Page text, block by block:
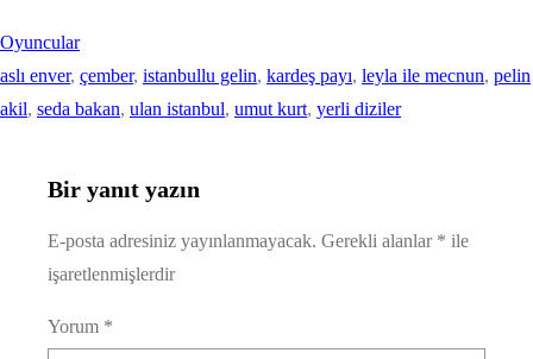
Oyuncular
aslı enver, çember, istanbullu gelin, kardeş payı, leyla ile mecnun, pelin
akil, seda bakan, ulan istanbul, umut kurt, yerli diziler
Bir yanıt yazın
E-posta adresiniz yayınlanmayacak. Gerekli alanlar * ile
işaretlenmişlerdir
Yorum *